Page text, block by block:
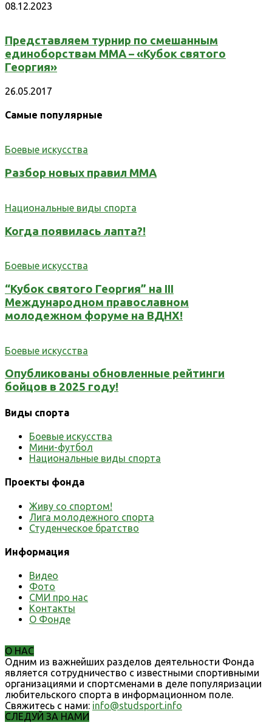
08.12.2023
Представляем турнир по смешанным
единоборствам ММА – «Кубок святого
Георгия»
26.05.2017
Самые популярные
Боевые искусства
Разбор новых правил ММА
Национальные виды спорта
Когда появилась лапта?!
Боевые искусства
“Кубок святого Георгия” на III
Международном православном
молодежном форуме на ВДНХ!
Боевые искусства
Опубликованы обновленные рейтинги
бойцов в 2025 году!
Виды спорта
Боевые искусства
Мини-футбол
Национальные виды спорта
Проекты фонда
Живу со спортом!
Лига молодежного спорта
Студенческое братство
Информация
Видео
Фото
СМИ про нас
Контакты
О Фонде
О НАС
Одним из важнейших разделов деятельности Фонда
является сотрудничество с известными спортивными
организациями и спортсменами в деле популяризации
любительского спорта в информационном поле.
Свяжитесь с нами: info@studsport.info
СЛЕДУЙ ЗА НАМИ